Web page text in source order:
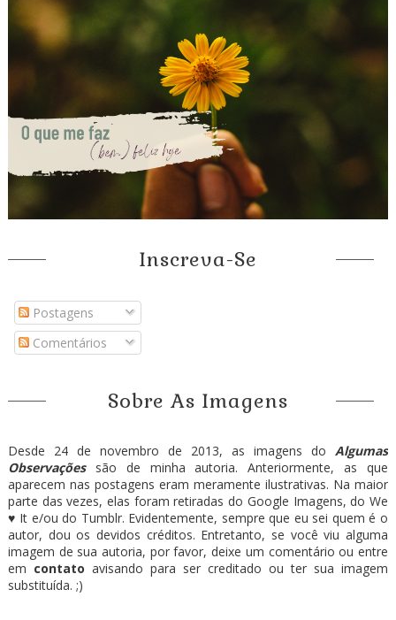
Inscreva-Se
Postagens
Comentários
Sobre As Imagens
Desde 24 de novembro de 2013, as imagens doAlgumas
Observaçõessão de minha autoria. Anteriormente, as que
aparecem nas postagens eram meramente ilustrativas. Na maior
parte das vezes, elas foram retiradas do Google Imagens, do We
♥ It e/ou do Tumblr. Evidentemente, sempre que eu sei quem é o
autor, dou os devidos créditos. Entretanto, se você viu alguma
imagem de sua autoria, por favor, deixe um comentário ou entre
em contato avisando para ser creditado ou ter sua imagem
substituída. ;)